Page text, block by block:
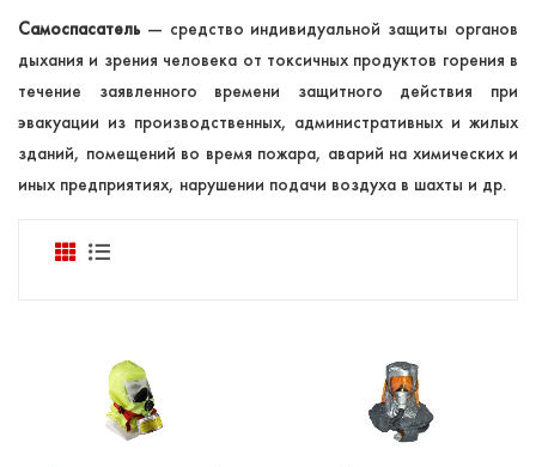
Самоспасатель — средство индивидуальной защиты органов
дыхания и зрения человека от токсичных продуктов горения в
течение заявленного времени защитного действия при
эвакуации из производственных, административных и жилых
зданий, помещений во время пожара, аварий на химических и
иных предприятиях, нарушении подачи воздуха в шахты и др.